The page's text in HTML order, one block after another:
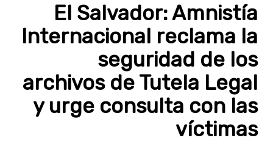
El Salvador: Amnistía
Internacional reclama la
seguridad de los
archivos de Tutela Legal
y urge consulta con las
víctimas